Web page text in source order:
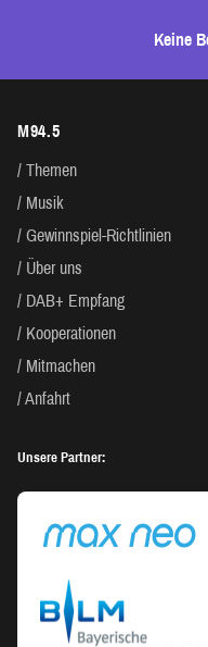
Keine
M94.5
Themen
Musik
Gewinnspiel-Richtlinien
Über uns
DAB+ Empfang
Kooperationen
Mitmachen
Anfahrt
Unsere Partner: